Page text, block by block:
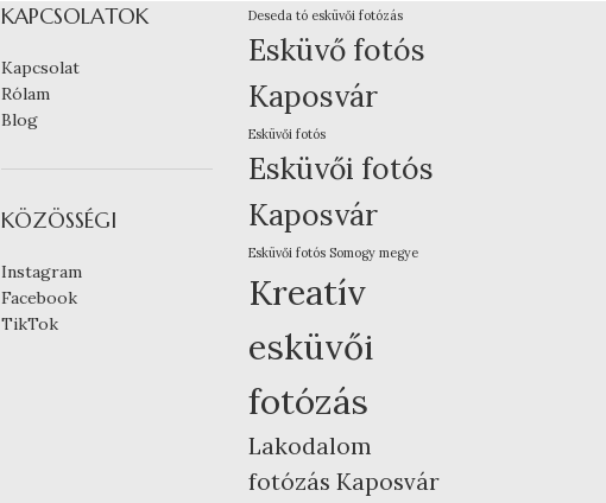
KAPCSOLATOK
Kapcsolat
Rólam
Blog
KÖZÖSSÉGI
Instagram
Facebook
TikTok
Deseda tó esküvői fotózás
Esküvő fotós
Kaposvár
Esküvői fotós
Esküvői fotós
Kaposvár
Esküvői fotós Somogy megye
Kreatív
esküvői
fotózás
Lakodalom
fotózás Kaposvár